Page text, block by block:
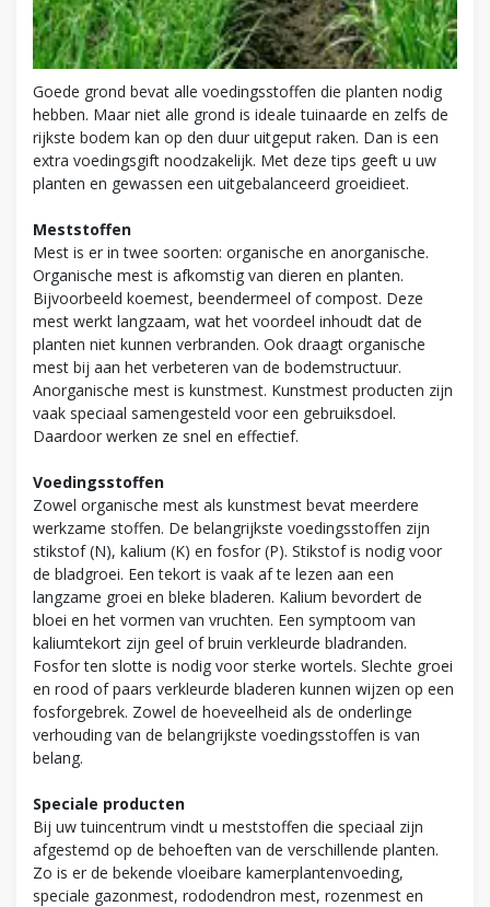
Goede grond bevat alle voedingsstoffen die planten nodig
hebben. Maar niet alle grond is ideale tuinaarde en zelfs de
rijkste bodem kan op den duur uitgeput raken. Dan is een
extra voedingsgift noodzakelijk. Met deze tips geeft u uw
planten en gewassen een uitgebalanceerd groeidieet.
Meststoffen
Mest is er in twee soorten: organische en anorganische.
Organische mest is afkomstig van dieren en planten.
Bijvoorbeeld koemest, beendermeel of compost. Deze
mest werkt langzaam, wat het voordeel inhoudt dat de
planten niet kunnen verbranden. Ook draagt organische
mest bij aan het verbeteren van de bodemstructuur.
Anorganische mest is kunstmest. Kunstmest producten zijn
vaak speciaal samengesteld voor een gebruiksdoel.
Daardoor werken ze snel en effectief.
Voedingsstoffen
Zowel organische mest als kunstmest bevat meerdere
werkzame stoffen. De belangrijkste voedingsstoffen zijn
stikstof (N), kalium (K) en fosfor (P). Stikstof is nodig voor
de bladgroei. Een tekort is vaak af te lezen aan een
langzame groei en bleke bladeren. Kalium bevordert de
bloei en het vormen van vruchten. Een symptoom van
kaliumtekort zijn geel of bruin verkleurde bladranden.
Fosfor ten slotte is nodig voor sterke wortels. Slechte groei
en rood of paars verkleurde bladeren kunnen wijzen op een
fosforgebrek. Zowel de hoeveelheid als de onderlinge
verhouding van de belangrijkste voedingsstoffen is van
belang.
Speciale producten
Bij uw tuincentrum vindt u meststoffen die speciaal zijn
afgestemd op de behoeften van de verschillende planten.
Zo is er de bekende vloeibare kamerplantenvoeding,
speciale gazonmest, rododendron mest, rozenmest en